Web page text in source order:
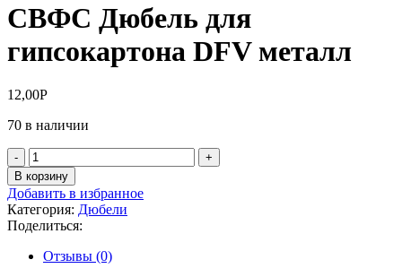
СВФС Дюбель для
гипсокартона DFV металл
12,00Р
70 в наличии
Количество
товара
СВФС
Дюбель
для
гипсокартона
DFV
металл
В корзину
Добавить в избранное
Категория: Дюбели
Поделиться:
Отзывы (0)